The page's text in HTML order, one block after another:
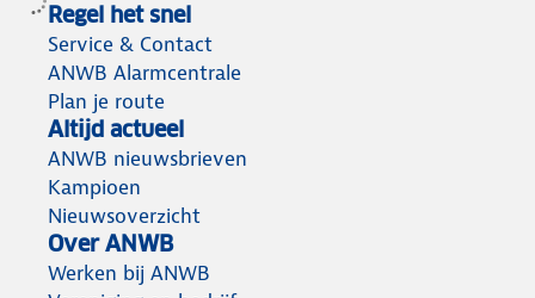
Regel het snel
Service & Contact
ANWB Alarmcentrale
Plan je route
Altijd actueel
ANWB nieuwsbrieven
Kampioen
Nieuwsoverzicht
Over ANWB
Werken bij ANWB